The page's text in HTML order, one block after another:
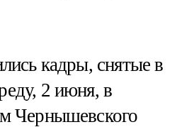
кадры, снятые в
2 июня, в
Чернышевского